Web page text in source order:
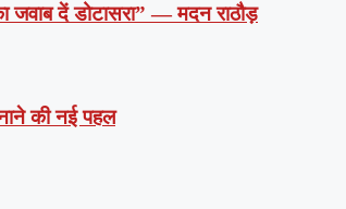
जवाब दें डोटासरा” — मदन राठौड़
की नई पहल